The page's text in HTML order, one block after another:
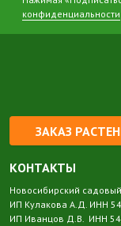
конфиденциальности
ЗАКАЗ
КОНТАКТЫ
Новосибирский
ИП Кулакова А.Д. ИНН
ИП Иванцов Д.В. ИНН